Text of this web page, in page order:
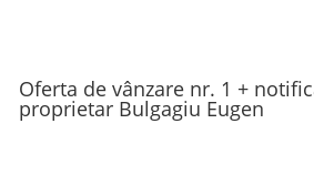
Oferta de vânzare nr. 1 +
proprietar Bulgagiu Eugen